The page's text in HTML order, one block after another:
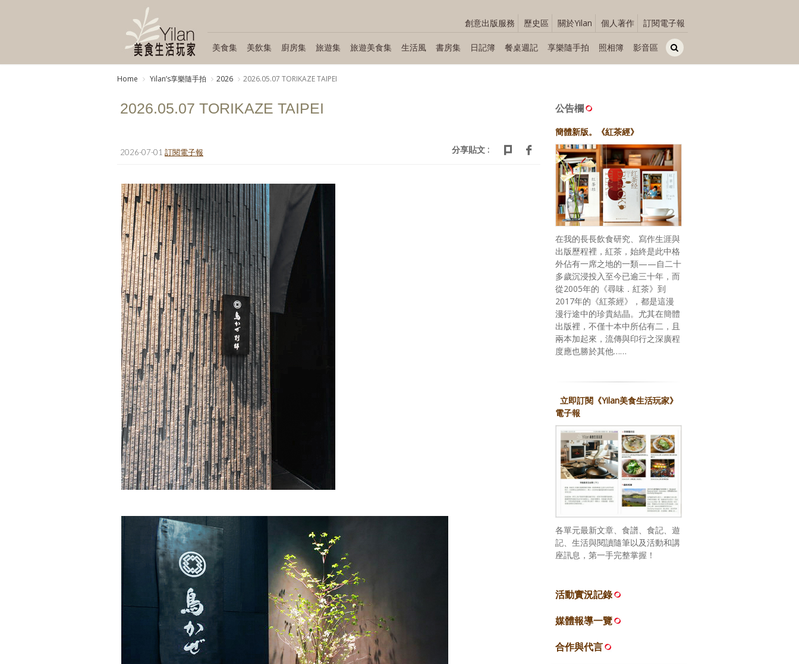
創意出版服務 歷史區 關於Yilan 個人著作 訂閱電子報
美食集 美飲集 廚房集 旅遊集 旅遊美食集 生活風 書房集 日記簿 餐桌週記 享樂隨手拍 照相簿 影音區
Home Yilanʼs享樂隨手拍 2026 2026.05.07 TORIKAZE TAIPEI
2026.05.07 TORIKAZE TAIPEI
2026-07-01 訂閱電子報 分享貼文 :
公告欄
簡體新版。《紅茶經》
在我的長長飲食研究、寫作生涯與
出版歷程裡，紅茶，始終是此中格
外佔有一席之地的一類——自二十
多歲沉浸投入至今已逾三十年，而
從2005年的《尋味．紅茶》到
2017年的《紅茶經》，都是這漫
漫行途中的珍貴結晶。尤其在簡體
出版裡，不僅十本中所佔有二，且
兩本加起來，流傳與印行之深廣程
度應也勝於其他……
立即訂閱《Yilan美食生活玩家》
電子報
各單元最新文章、食譜、食記、遊
記、生活與閱讀隨筆以及活動和講
座訊息，第一手完整掌握！
活動實況記錄
媒體報導一覽
合作與代言